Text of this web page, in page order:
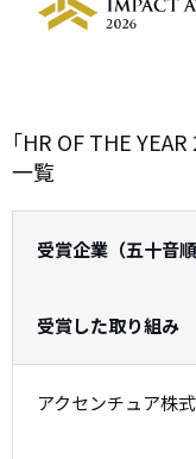
「HR OF THE
一覧
受賞企業（五十音順
受賞した取り組み
アクセンチュア株